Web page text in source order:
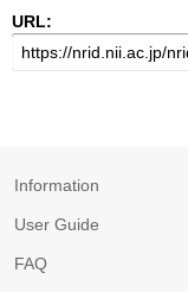
URL:
Information
User Guide
FAQ